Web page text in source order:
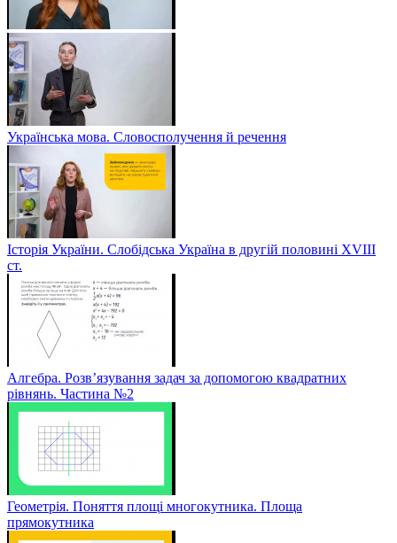
Українська мова. Словосполучення й речення
Історія України. Слобідська Україна в другій половині ХVIIІ
ст.
Алгебра. Розв’язування задач за допомогою квадратних
рівнянь. Частина №2
Геометрія. Поняття площі многокутника. Площа
прямокутника